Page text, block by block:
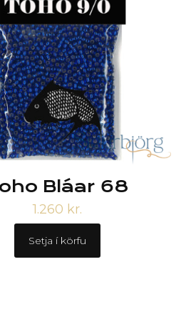
Bláar 68
1.260 kr.
Setja í körfu